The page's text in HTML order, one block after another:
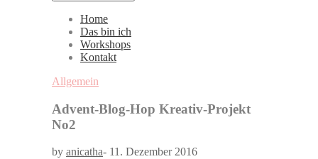
Home
Das bin ich
Workshops
Kontakt
Allgemein
Advent-Blog-Hop Kreativ-Projekt
No2
by anicatha- 11. Dezember 2016